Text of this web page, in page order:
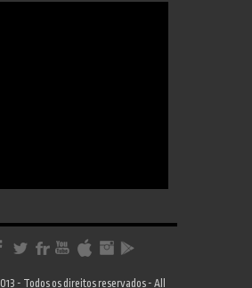
- Todos os direitos reservados - All